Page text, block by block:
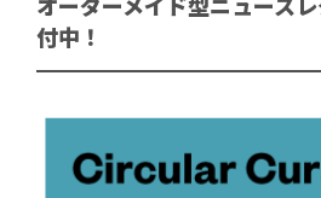
オーダーメイド型ニュース
付中！